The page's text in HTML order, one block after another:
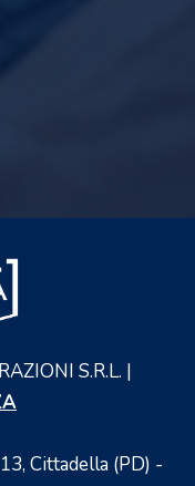
S.R.L. |
Cittadella (PD) -